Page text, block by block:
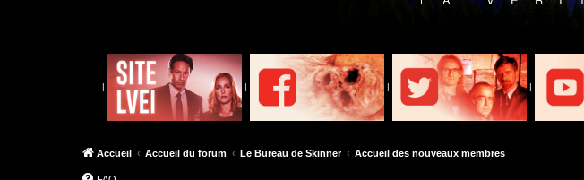
| | | |
Accueil Accueil du forum Le Bureau de Skinner Accueil des nouveaux membres